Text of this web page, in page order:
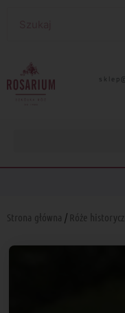
Strona główna / Róże